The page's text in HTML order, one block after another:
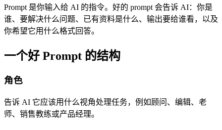
Prompt 是你输入给 AI 的指令。好的 prompt 会告诉 AI：你是
谁、要解决什么问题、已有资料是什么、输出要给谁看，以及
你希望它用什么格式回答。
一个好 Prompt 的结构
角色
告诉 AI 它应该用什么视角处理任务，例如顾问、编辑、老
师、销售教练或产品经理。